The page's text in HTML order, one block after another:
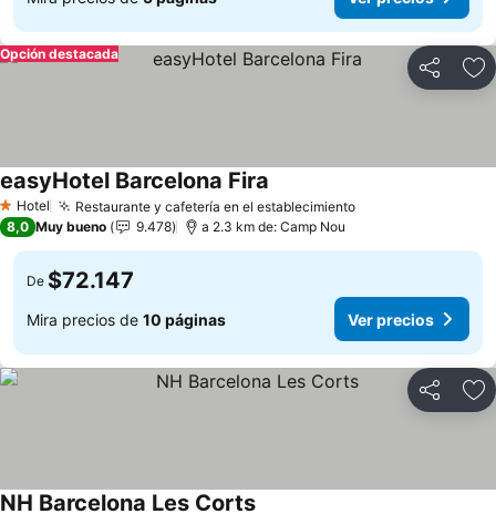
Compartir
Opción destacada
1 Estrellas
Hotel Restaurante y cafetería en el establecimiento
easyHotel Barcelona Fira
8,0 Muy bueno 9.478 a 2.3 km de: Camp Nou
De $72.147
Mira precios de 10 páginas Ver precios
Compartir
NH Barcelona Les Corts